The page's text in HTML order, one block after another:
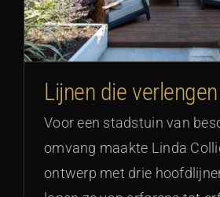
Lijnen die verlengen
Voor een stadstuin van
omvang maakte Linda
ontwerp met drie